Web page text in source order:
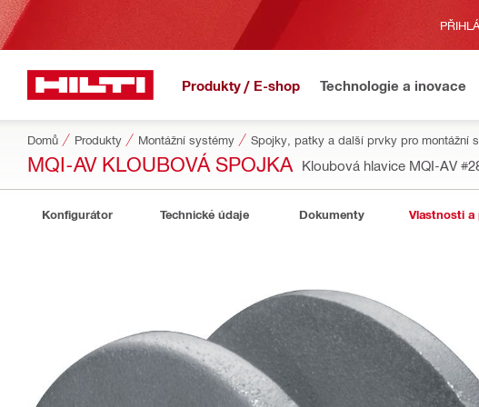
Produkty / E-shop Technologie a inovace
Domů Produkty Montážní systémy Spojky, patky a další prvky pro montážní
MQI-AV KLOUBOVÁ SPOJKA Kloubová hlavice MQI-AV
Konfigurátor Technické údaje Dokumenty Vlastnosti a